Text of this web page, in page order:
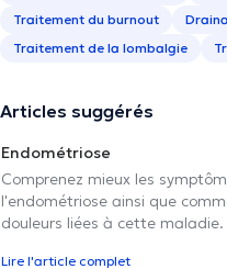
Traitement du burnout
Traitement de la lombalgie
Articles suggérés
Endométriose
Comprenez mieux les
l'endométriose ainsi que
douleurs liées à cette maladie.
Lire l'article complet